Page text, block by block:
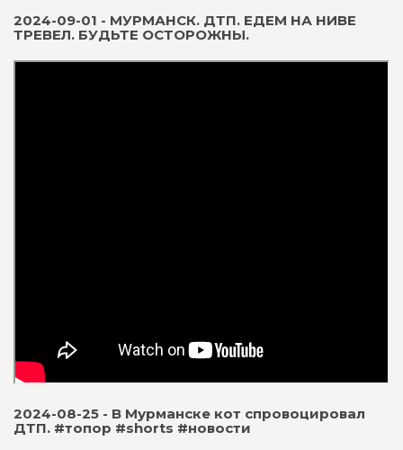
2024-09-01 - МУРМАНСК. ДТП. ЕДЕМ НА НИВЕ
ТРЕВЕЛ. БУДЬТЕ ОСТОРОЖНЫ.
2024-08-25 - В Мурманске кот спровоцировал
ДТП. #топор #shorts #новости